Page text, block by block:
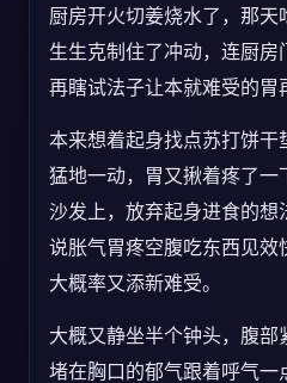
厨房开火切姜烧水了，那天
生生克制住了冲动，连厨房
再瞎试法子让本就难受的胃
本来想着起身找点苏打饼干
猛地一动，胃又揪着疼了一
沙发上，放弃起身进食的想
说胀气胃疼空腹吃东西见效
大概率又添新难受。
大概又静坐半个钟头，腹部
堵在胸口的郁气跟着呼气一